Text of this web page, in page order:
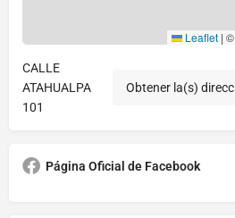
Leaflet | ©
CALLE
ATAHUALPA
101
Obtener la(s)
Página Oficial de Facebook